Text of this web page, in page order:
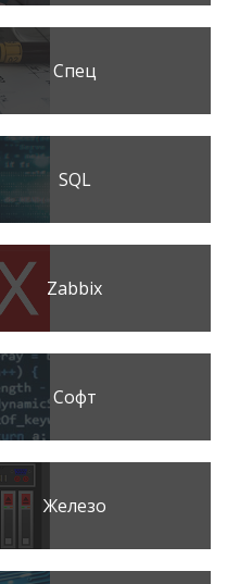
Спец
SQL
Zabbix
Софт
Железо